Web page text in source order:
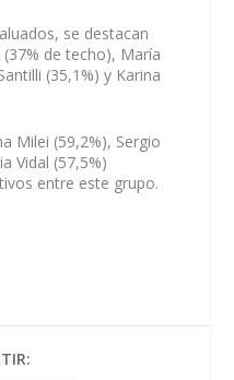
se destacan
de techo), María
(35,1%) y Karina
Milei (59,2%), Sergio
Vidal (57,5%)
entre este grupo.